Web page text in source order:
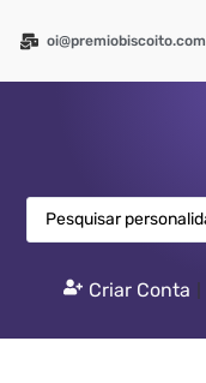
oi@premiobiscoito.com
Criar Conta